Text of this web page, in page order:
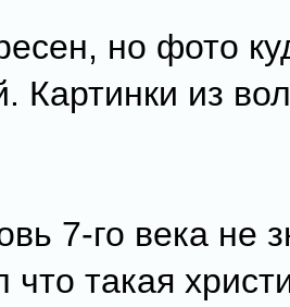
но фото
Картинки из
7-го века не
что такая